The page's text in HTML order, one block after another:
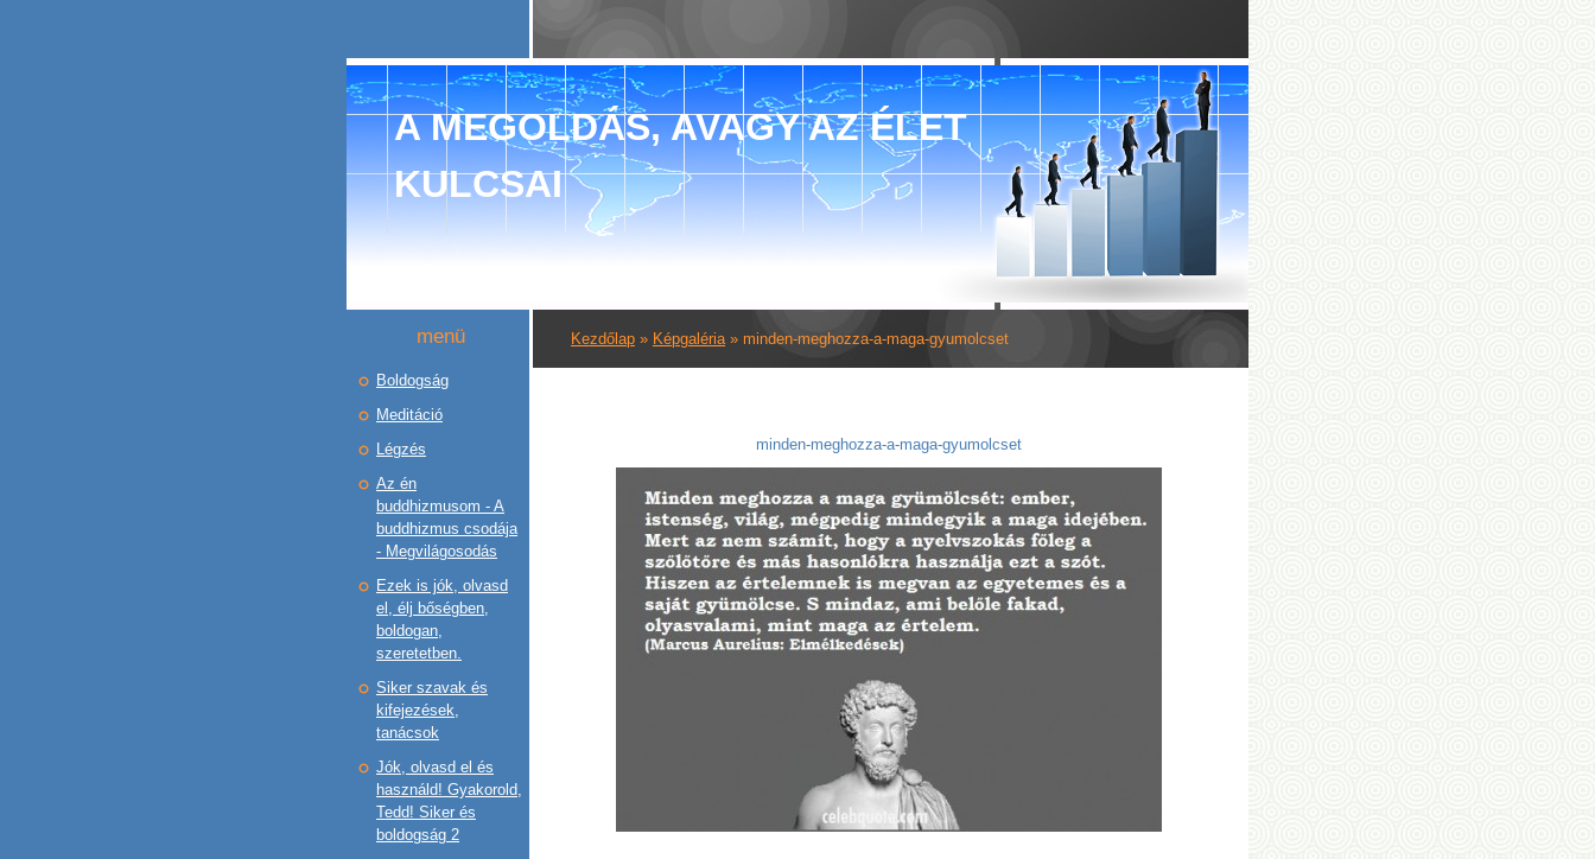
A MEGOLDÁS, AVAGY AZ ÉLET
KULCSAI
Kezdőlap » Képgaléria» minden-meghozza-a-maga-gyumolcset
minden-meghozza-a-maga-gyumolcset
menü
Boldogság
Meditáció
Légzés
Az én
buddhizmusom - A
buddhizmus csodája
- Megvilágosodás
Ezek is jók, olvasd
el, élj bőségben,
boldogan,
szeretetben.
Siker szavak és
kifejezések,
tanácsok
Jók, olvasd el és
használd! Gyakorold,
Tedd! Siker és
boldogság 2